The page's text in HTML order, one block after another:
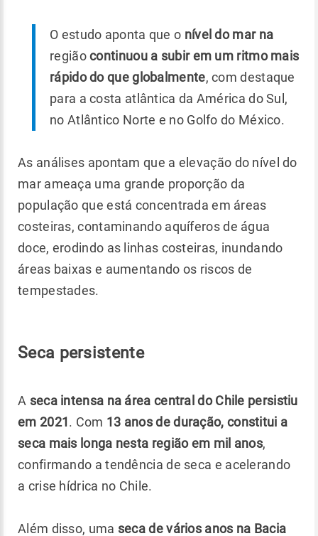
O estudo aponta que o nível do mar na
regiãocontinuou a subir em um ritmo mais
rápido do que globalmente, com destaque
para a costa atlântica da América do Sul,
no Atlântico Norte e no Golfo do México.
As análises apontam que a elevação do nível do
mar ameaça uma grande proporção da
população que está concentrada em áreas
costeiras, contaminando aquíferos de água
doce, erodindo as linhas costeiras, inundando
áreas baixas e aumentando os riscos de
tempestades.
Seca persistente
A seca intensa na área central do Chile persistiu
em 2021. Com 13 anos de duração, constitui a
seca mais longa nesta região em mil anos,
confirmando a tendência de seca e acelerando
a crise hídrica no Chile.
Além disso, uma seca de vários anos na Bacia